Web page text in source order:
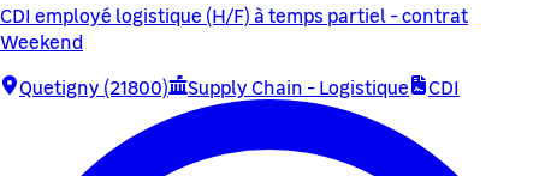
CDI employé logistique (H/F) à temps partiel - contrat
Weekend
Quetigny (21800)
Supply Chain - Logistique CDI